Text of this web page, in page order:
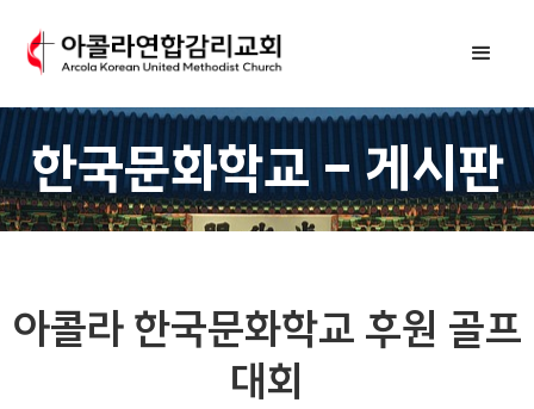
한국문화학교 - 게시판
아콜라 한국문화학교 후원 골프
대회